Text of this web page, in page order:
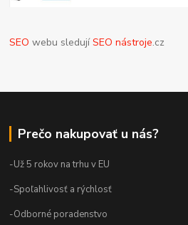
SEO webu sledujíSEO nástroje.cz
Prečo nakupovať u nás?
-Už 5 rokov na trhu v EU
-Spoľahlivosť a rýchlosť
-Odborné poradenstvo